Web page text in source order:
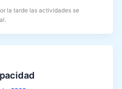
la tarde las actividades se